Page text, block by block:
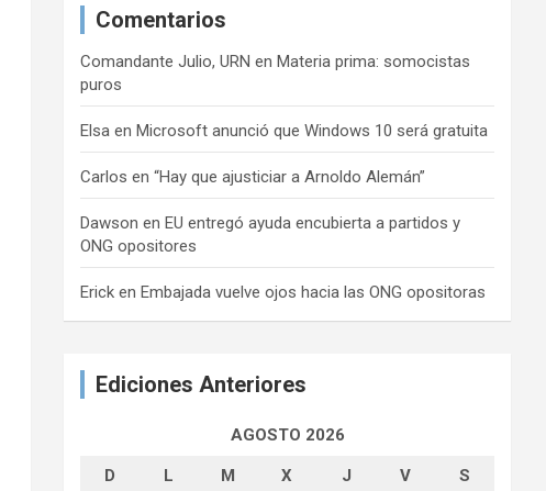
Comentarios
Comandante Julio, URN en Materia prima: somocistas
puros
Elsa en Microsoft anunció que Windows 10 será gratuita
Carlosen“Hay que ajusticiar a Arnoldo Alemán”
Dawson en EU entregó ayuda encubierta a partidos y
ONG opositores
Erick en Embajada vuelve ojos hacia las ONG opositoras
Ediciones Anteriores
AGOSTO 2026
D L M X J V S